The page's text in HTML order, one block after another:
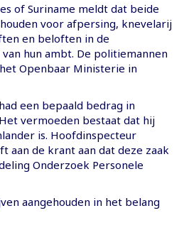
of Suriname meldt dat beide
voor afpersing, knevelarij
en beloften in de
hun ambt. De politiemannen
Openbaar Ministerie in
een bepaald bedrag in
vermoeden bestaat dat hij
is. Hoofdinspecteur
aan de krant aan dat deze zaak
Onderzoek Personele
aangehouden in het belang